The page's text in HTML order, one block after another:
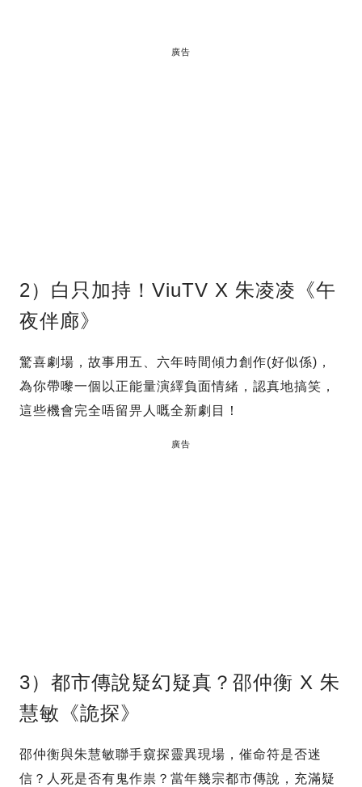
廣告
2）白只加持！ViuTV X 朱凌凌《午
夜伴廊》
驚喜劇場，故事用五、六年時間傾力創作(好似係)，
為你帶嚟一個以正能量演繹負面情緒，認真地搞笑，
這些機會完全唔留畀人嘅全新劇目！
廣告
3）都市傳說疑幻疑真？邵仲衡 X 朱
慧敏《詭探》
邵仲衡與朱慧敏聯手窺探靈異現場，催命符是否迷
信？人死是否有鬼作祟？當年幾宗都市傳說，充滿疑